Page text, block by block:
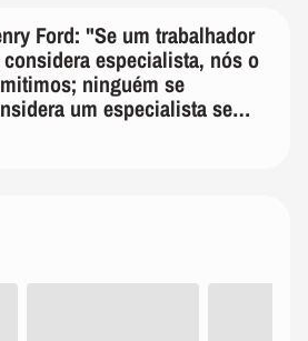
Ford: "Se um trabalhador
especialista, nós o
ninguém se
um especialista se